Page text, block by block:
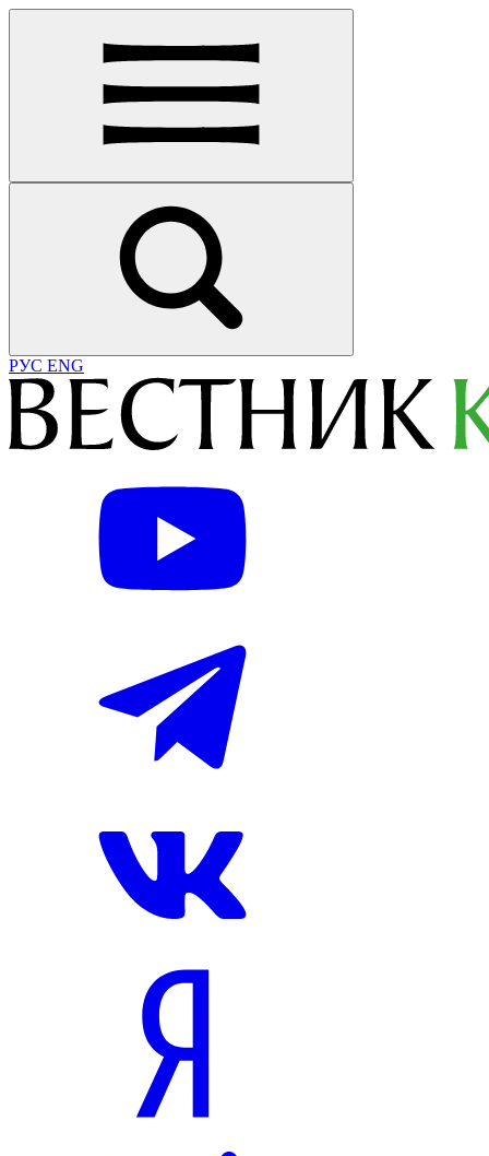
РУС ENG